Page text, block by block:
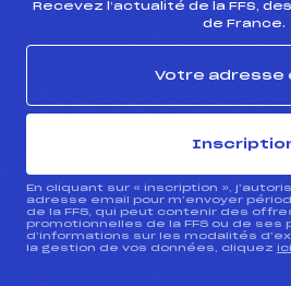
Recevez l’actualité de la FFS,
de France.
En cliquant sur « inscription »,
adresse email pour m’envoyer
de la FFS, qui peut contenir des
promotionnelles de la FFS ou de ses
d’informations sur les modalités
la gestion de vos données, cliquez ici